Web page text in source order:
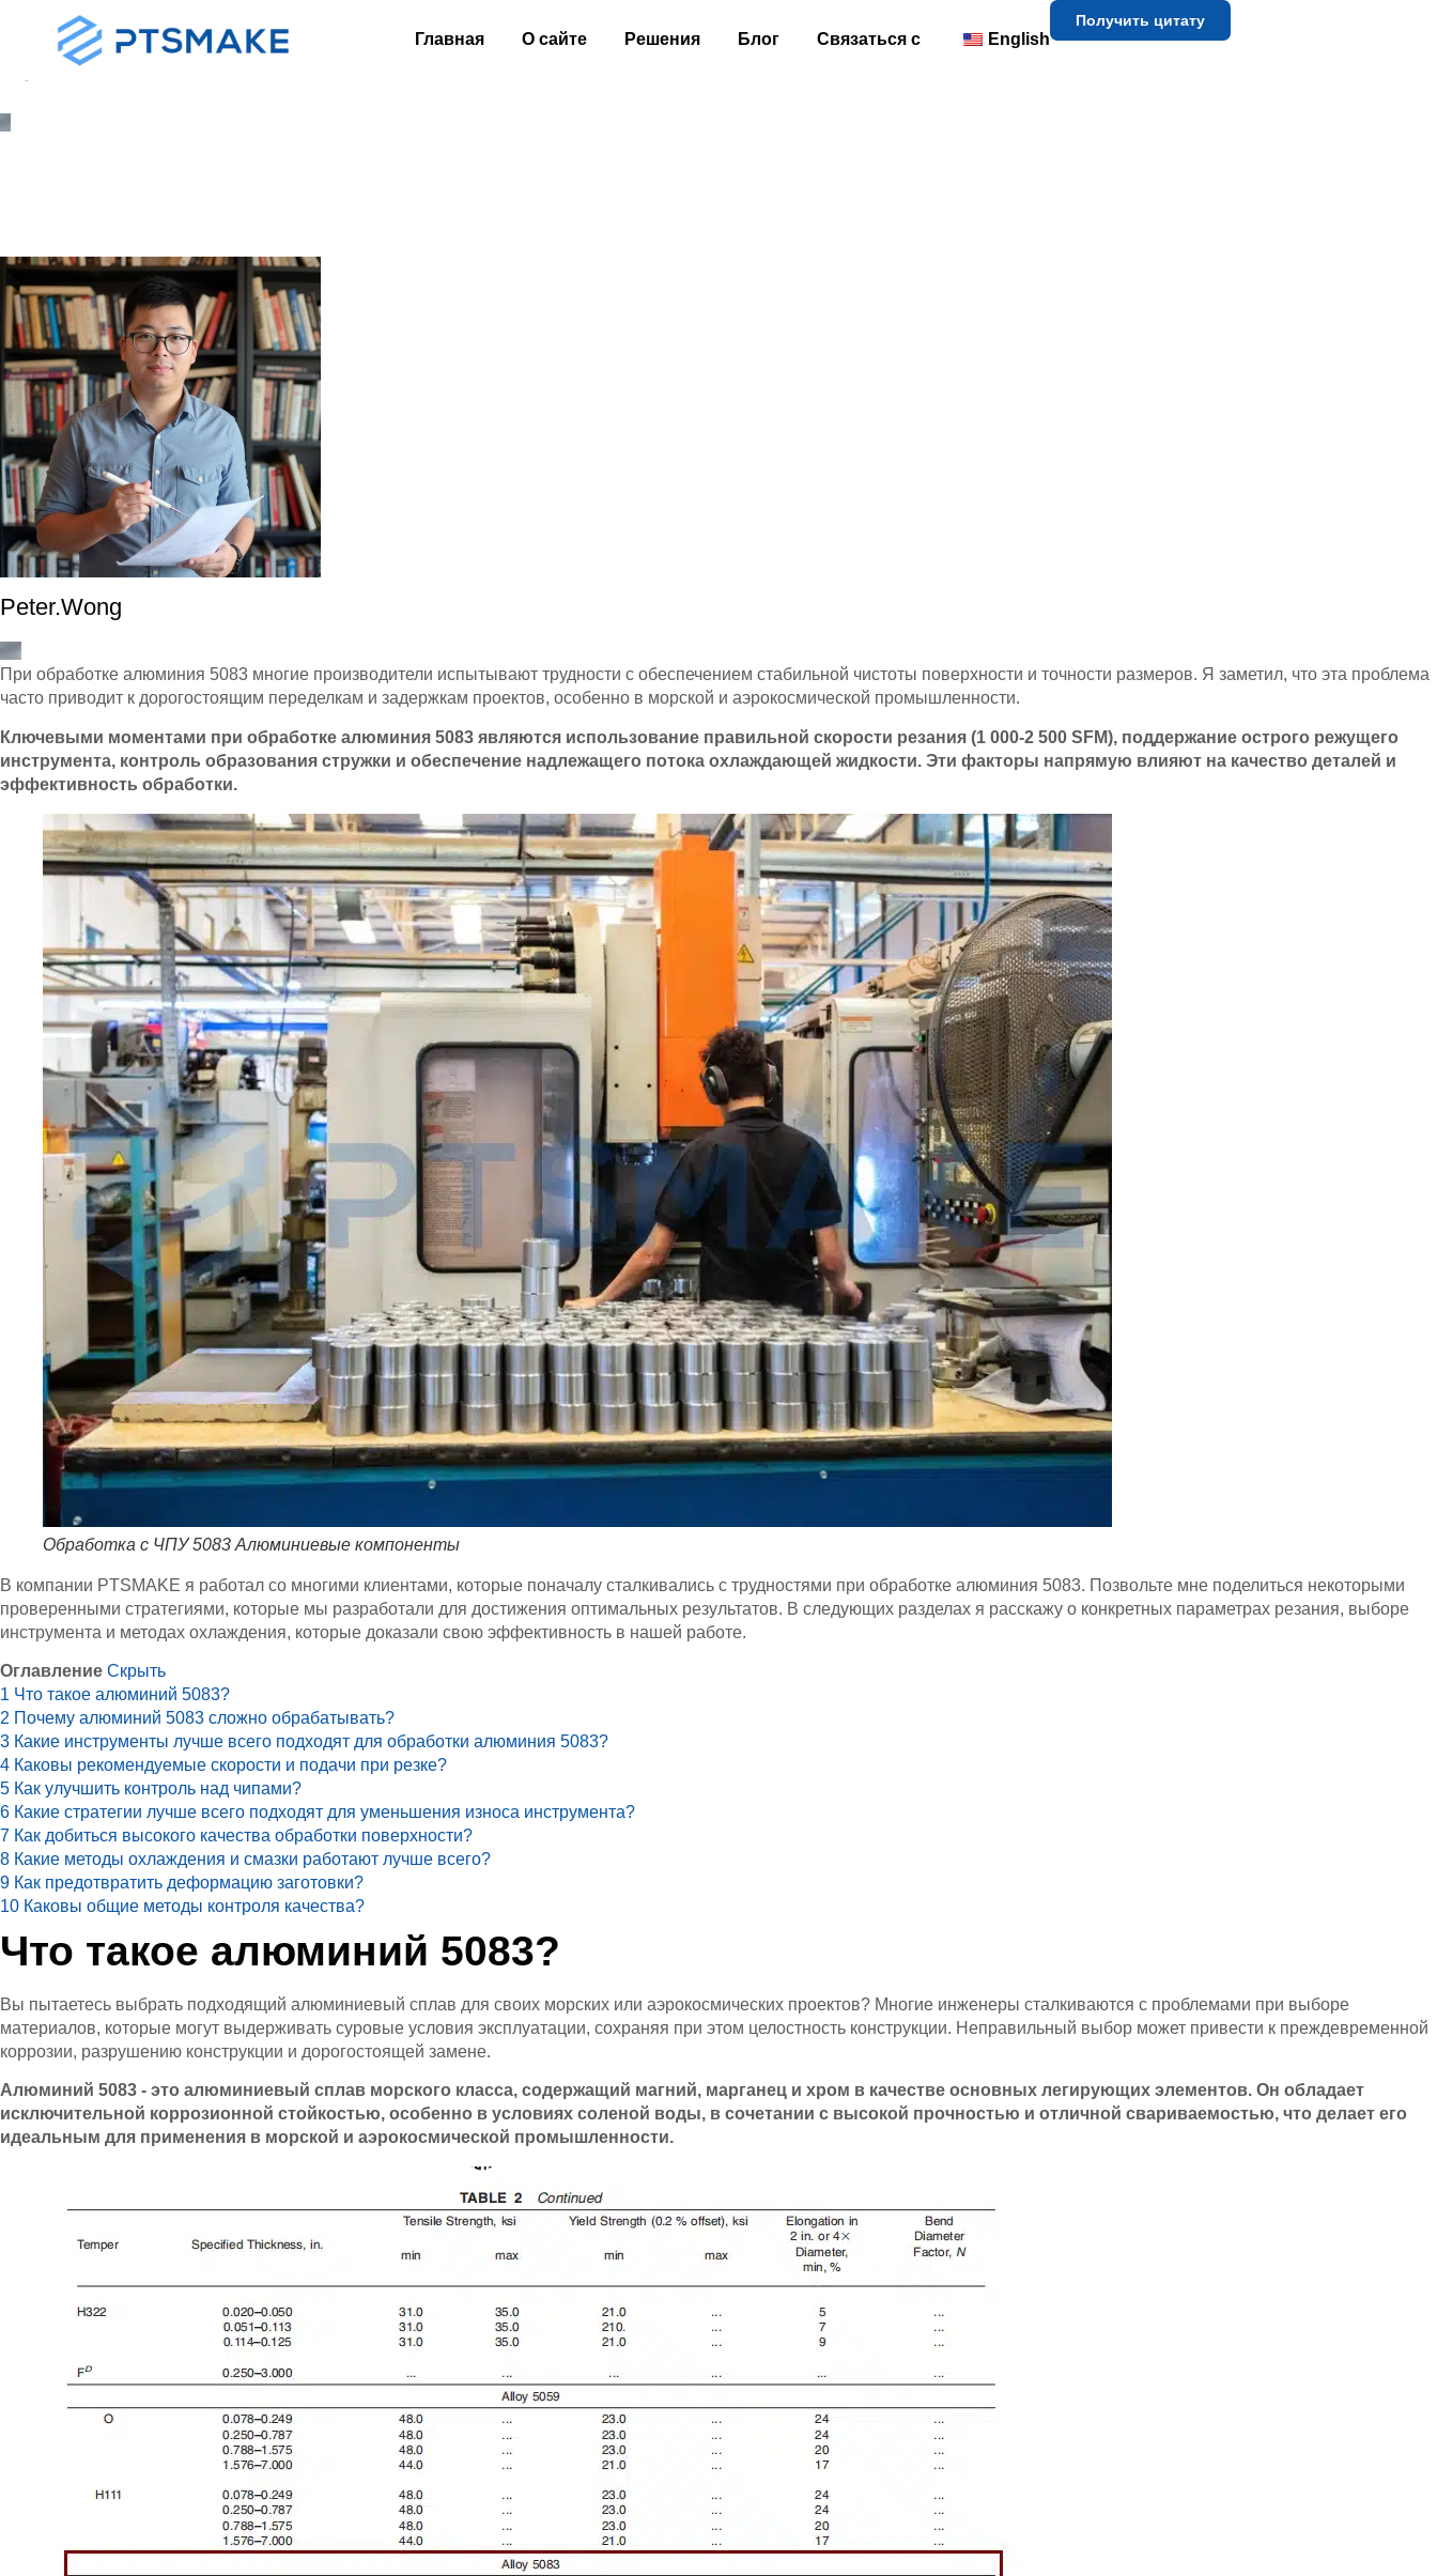
Главная О сайте Решения Блог Связаться с English
Получить цитату
Peter.Wong
При обработке алюминия 5083 многие производители испытывают трудности с обеспечением стабильной чистоты поверхности и точности размеров. Я заметил, что эта проблема
часто приводит к дорогостоящим переделкам и задержкам проектов, особенно в морской и аэрокосмической промышленности.
Ключевыми моментами при обработке алюминия 5083 являются использование правильной скорости резания (1 000-2 500 SFM), поддержание острого режущего
инструмента, контроль образования стружки и обеспечение надлежащего потока охлаждающей жидкости. Эти факторы напрямую влияют на качество деталей и
эффективность обработки.
Обработка с ЧПУ 5083 Алюминиевые компоненты
В компании PTSMAKE я работал со многими клиентами, которые поначалу сталкивались с трудностями при обработке алюминия 5083. Позвольте мне поделиться некоторыми
проверенными стратегиями, которые мы разработали для достижения оптимальных результатов. В следующих разделах я расскажу о конкретных параметрах резания, выборе
инструмента и методах охлаждения, которые доказали свою эффективность в нашей работе.
Оглавление Скрыть
1 Что такое алюминий 5083?
2 Почему алюминий 5083 сложно обрабатывать?
3 Какие инструменты лучше всего подходят для обработки алюминия 5083?
4 Каковы рекомендуемые скорости и подачи при резке?
5 Как улучшить контроль над чипами?
6 Какие стратегии лучше всего подходят для уменьшения износа инструмента?
7 Как добиться высокого качества обработки поверхности?
8 Какие методы охлаждения и смазки работают лучше всего?
9 Как предотвратить деформацию заготовки?
10 Каковы общие методы контроля качества?
Что такое алюминий 5083?
Вы пытаетесь выбрать подходящий алюминиевый сплав для своих морских или аэрокосмических проектов? Многие инженеры сталкиваются с проблемами при выборе
материалов, которые могут выдерживать суровые условия эксплуатации, сохраняя при этом целостность конструкции. Неправильный выбор может привести к преждевременной
коррозии, разрушению конструкции и дорогостоящей замене.
Алюминий 5083 - это алюминиевый сплав морского класса, содержащий магний, марганец и хром в качестве основных легирующих элементов. Он обладает
исключительной коррозионной стойкостью, особенно в условиях соленой воды, в сочетании с высокой прочностью и отличной свариваемостью, что делает его
идеальным для применения в морской и аэрокосмической промышленности.